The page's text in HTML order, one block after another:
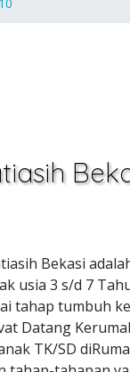
Bekasi
usia 3 s/d 7
tahap tumbuh
Datang
TK/SD